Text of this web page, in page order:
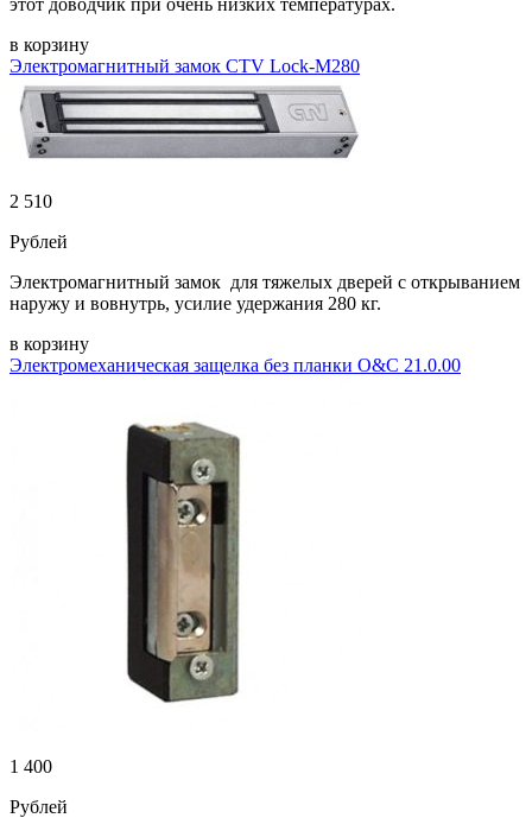
в корзину
Электромагнитный замок CTV Lock-M280
2 510
Рублей
Электромагнитный замок для тяжелых дверей с открыванием
наружу и вовнутрь, усилие удержания 280 кг.
в корзину
Электромеханическая защелка без планки O&C 21.0.00
1 400
Рублей